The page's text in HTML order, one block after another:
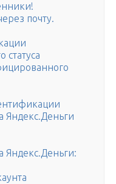
почту.
статуса
Яндекс.Деньги
Яндекс.Деньги: